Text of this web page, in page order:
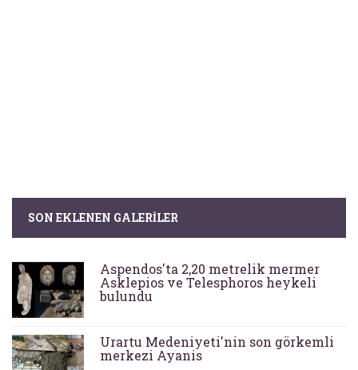
SON EKLENEN GALERILER
Aspendos'ta 2,20 metrelik mermer
Asklepios ve Telesphoros heykeli
bulundu
Urartu Medeniyeti'nin son görkemli
merkezi Ayanis